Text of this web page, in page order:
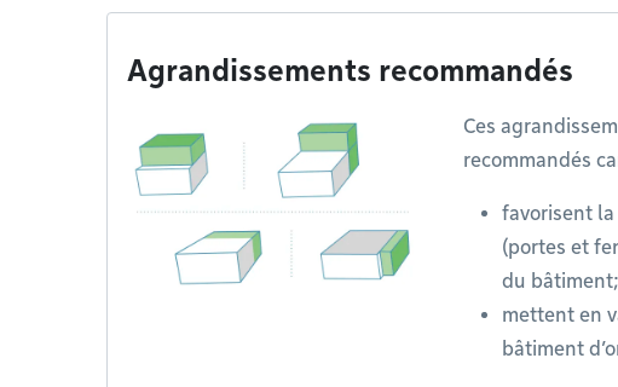
Agrandissements recommandés
Ces
recommandés
favorisent
(portes et
du bâtiment;
mettent en
bâtiment